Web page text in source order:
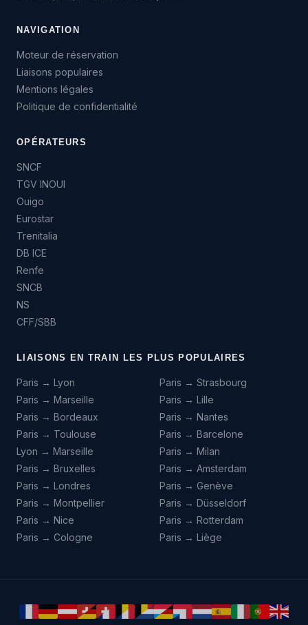
NAVIGATION
Moteur de réservation
Liaisons populaires
Mentions légales
Politique de confidentialité
OPÉRATEURS
SNCF
TGV INOUI
Ouigo
Eurostar
Trenitalia
DB ICE
Renfe
SNCB
NS
CFF/SBB
LIAISONS EN TRAIN LES PLUS POPULAIRES
Paris → Lyon
Paris → Marseille
Paris → Bordeaux
Paris → Toulouse
Lyon → Marseille
Paris → Bruxelles
Paris → Londres
Paris → Montpellier
Paris → Nice
Paris → Cologne
Paris → Strasbourg
Paris → Lille
Paris → Nantes
Paris → Barcelone
Paris → Milan
Paris → Amsterdam
Paris → Genève
Paris → Düsseldorf
Paris → Rotterdam
Paris → Liège